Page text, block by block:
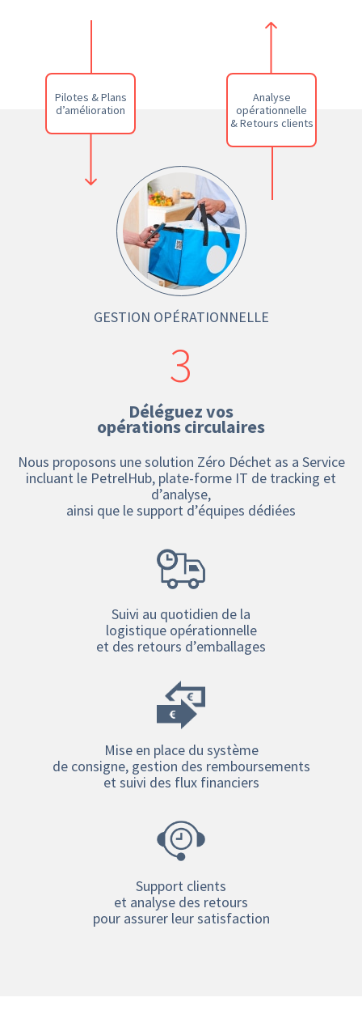
Pilotes & Plans
d’amélioration
Analyse
opérationnelle
& Retours clients
GESTION OPÉRATIONNELLE
3
Déléguez vos
opérations circulaires
Nous proposons une solution Zéro Déchet as a Service
incluant le PetrelHub, plate-forme IT de tracking et
d’analyse,
ainsi que le support d’équipes dédiées
Suivi au quotidien de la
logistique opérationnelle
et des retours d’emballages
Mise en place du système
de consigne, gestion des remboursements
et suivi des flux financiers
Support clients
et analyse des retours
pour assurer leur satisfaction